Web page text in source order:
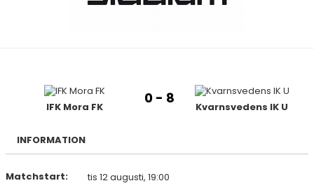
BILDGALLERI
DOKUMENT
IFK Mora FK
0 - 8
Kvarnsvedens IK U
INFORMATION
Matchstart:
tis 12 augusti, 19:00